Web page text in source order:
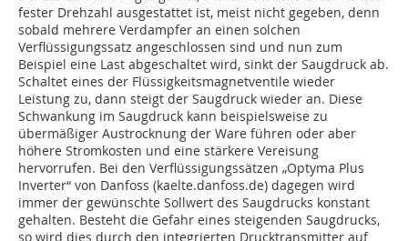
fester Drehzahl ausgestattet ist, meist nicht gegeben, denn
sobald mehrere Verdampfer an einen solchen
Verflüssigungssatz angeschlossen sind und nun zum
Beispiel eine Last abgeschaltet wird, sinkt der Saugdruck ab.
Schaltet eines der Flüssigkeitsmagnetventile wieder
Leistung zu, dann steigt der Saugdruck wieder an. Diese
Schwankung im Saugdruck kann beispielsweise zu
übermäßiger Austrocknung der Ware führen oder aber
höhere Stromkosten und eine stärkere Vereisung
hervorrufen. Bei den Verflüssigungssätzen „Optyma Plus
Inverter“ von Danfoss (kaelte.danfoss.de) dagegen wird
immer der gewünschte Sollwert des Saugdrucks konstant
gehalten. Besteht die Gefahr eines steigenden Saugdrucks,
so wird dies durch den integrierten Drucktransmitter auf